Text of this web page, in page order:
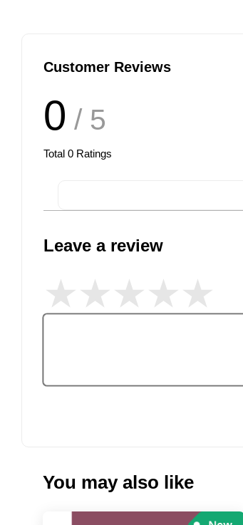
Customer Reviews
0 / 5
Total 0 Ratings
Leave a review
You may also like